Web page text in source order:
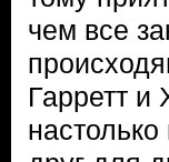
чем все
Гарретт